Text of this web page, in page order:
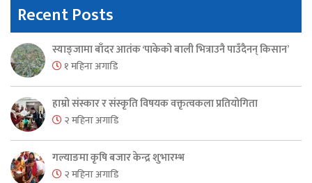
Recent Posts
स्याङ्जामा बाँदर आतंक ‘पाकेको बाली भित्राउनै पाउँदैनन् किसान’
१ महिना अगाडि
हाम्रो संस्कार र संस्कृति विषयक वक्तृत्वकला प्रतियोगिता
२ महिना अगाडि
गल्याङमा कृषि बजार केन्द्र शुभारम्भ
२ महिना अगाडि